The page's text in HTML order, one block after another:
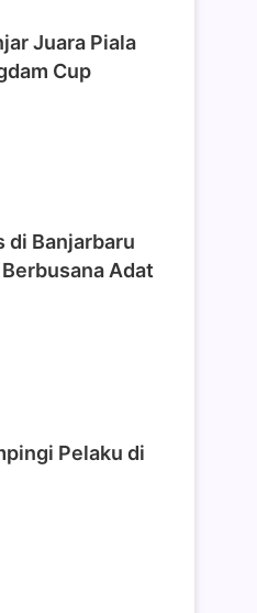
Juara Piala
Cup
di Banjarbaru
Adat
Pelaku di